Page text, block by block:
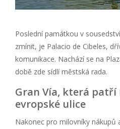
Poslední památkou v
zmínit, je Palacio de Cibeles,
komunikace. Nachází se na
době zde sídlí městská rada.
Gran Vía, která patří
evropské ulice
Nakonec pro milovníky nákupů